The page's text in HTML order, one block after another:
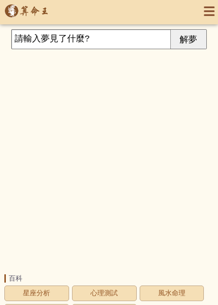
百科
星座分析
心理測試 風水命理